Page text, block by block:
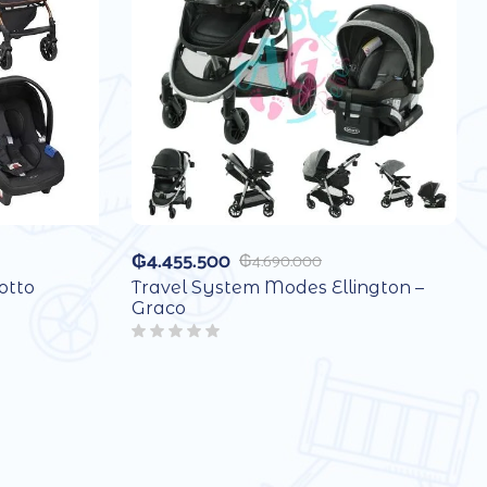
₲4.690.000
₲4.455.500
Travel System Modes Ellington –
Graco